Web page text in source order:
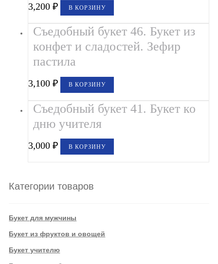
3,200₽ В КОРЗИНУ
Съедобный букет 46. Букет из
конфет и сладостей. Зефир
пастила
3,100₽ В КОРЗИНУ
Съедобный букет 41. Букет ко
дню учителя
3,000₽ В КОРЗИНУ
Категории товаров
Букет для мужчины
Букет из фруктов и овощей
Букет учителю